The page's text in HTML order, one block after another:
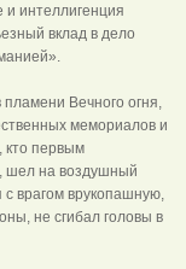
и интеллигенция
вклад в дело
пламени Вечного огня,
мемориалов и
кто первым
шел на воздушный
с врагом врукопашную,
не сгибал головы в